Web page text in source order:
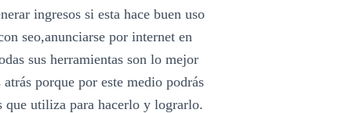
ingresos si esta hace buen uso
seo,anunciarse por internet en
sus herramientas son lo mejor
porque por este medio podrás
que utiliza para hacerlo y lograrlo.